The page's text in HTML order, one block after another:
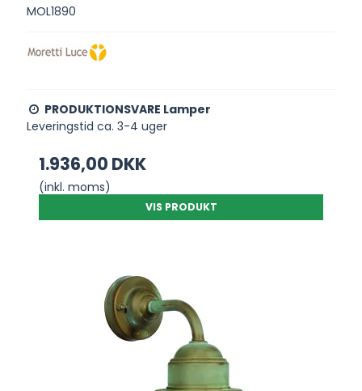
MOL1890
PRODUKTIONSVARE Lamper
Leveringstid ca. 3-4 uger
1.936,00 DKK
(inkl. moms)
VIS PRODUKT